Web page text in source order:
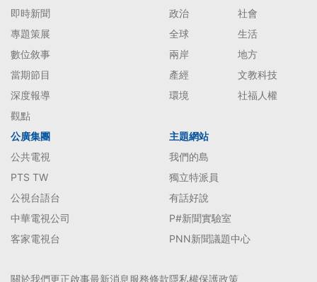
即時新聞
專題策展
數位敘事
當期節目
深度報導
觀點
政治
社會
全球
生活
兩岸
地方
產經
文教科技
環境
社福人權
公廣集團
公共電視
PTS TW
公視台語台
中華電視公司
客家電視台
主題網站
我們的島
獨立特派員
有話好說
P#新聞實驗室
PNN新聞議題中心
關於我們更正啟事最新消息服務條款隱私權保護政策